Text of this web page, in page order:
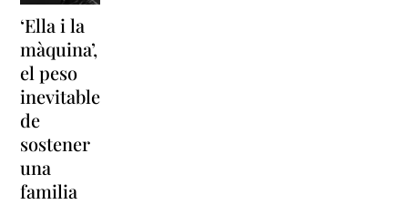
‘Ella i la
màquina’,
el peso
inevitable
de
sostener
una
familia